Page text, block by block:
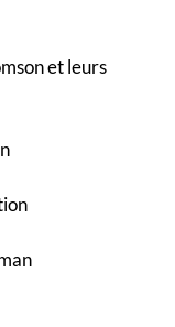
et leurs